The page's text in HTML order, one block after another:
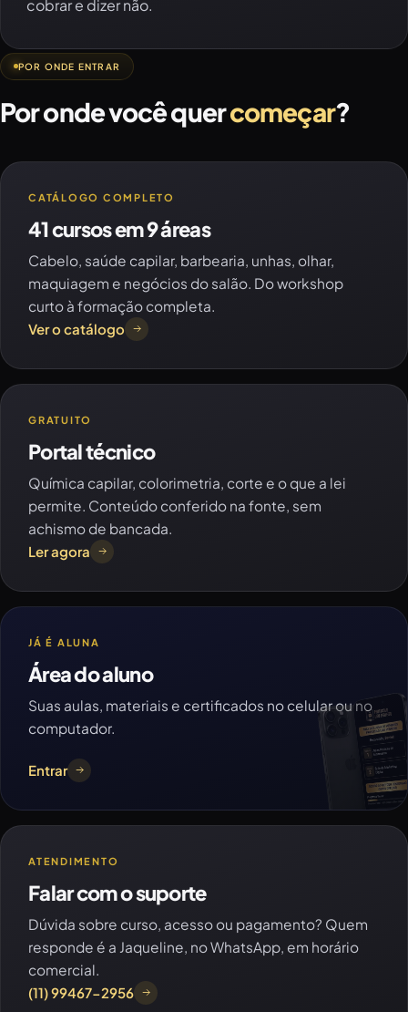
cobrar e dizer não.
POR ONDE ENTRAR
Por onde você quercomeçar?
CATÁLOGO COMPLETO
41 cursos em 9 áreas
Cabelo, saúde capilar, barbearia, unhas, olhar,
maquiagem e negócios do salão. Do workshop
curto à formação completa.
Ver o catálogo
GRATUITO
Portal técnico
Química capilar, colorimetria, corte e o que a lei
permite. Conteúdo conferido na fonte, sem
achismo de bancada.
Ler agora
JÁ É ALUNA
Área do aluno
Suas aulas, materiais e certificados no celular ou no
computador.
Entrar
ATENDIMENTO
Falar com o suporte
Dúvida sobre curso, acesso ou pagamento? Quem
responde é a Jaqueline, no WhatsApp, em horário
comercial.
(11) 99467-2956